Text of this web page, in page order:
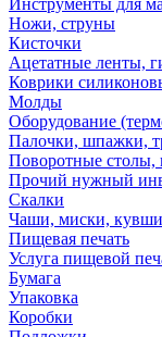
Инструменты для
Ножи, струны
Кисточки
Ацетатные ленты,
Коврики
Молды
Оборудование
Палочки, шпажки,
Поворотные столы,
Прочий нужный
Скалки
Чаши, миски,
Пищевая печать
Услуга пищевой
Бумага
Упаковка
Коробки